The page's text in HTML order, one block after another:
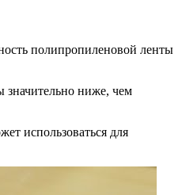
полипропиленовой ленты
значительно ниже, чем
использоваться для